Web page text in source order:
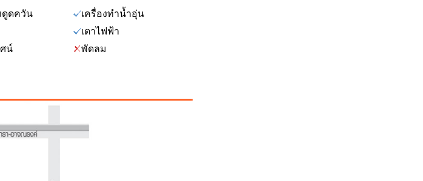
ดูดควัน
เครื่องทำน้ำอุ่น
เตาไฟฟ้า
น์
พัดลม